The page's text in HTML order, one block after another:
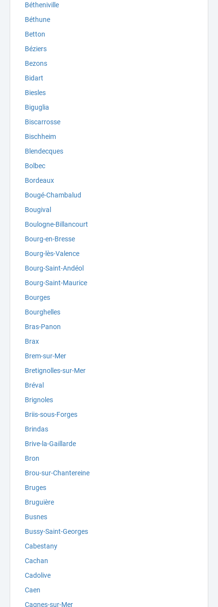
Bétheniville
Béthune
Betton
Béziers
Bezons
Bidart
Biesles
Biguglia
Biscarrosse
Bischheim
Blendecques
Bolbec
Bordeaux
Bougé-Chambalud
Bougival
Boulogne-Billancourt
Bourg-en-Bresse
Bourg-lès-Valence
Bourg-Saint-Andéol
Bourg-Saint-Maurice
Bourges
Bourghelles
Bras-Panon
Brax
Brem-sur-Mer
Bretignolles-sur-Mer
Bréval
Brignoles
Briis-sous-Forges
Brindas
Brive-la-Gaillarde
Bron
Brou-sur-Chantereine
Bruges
Bruguière
Busnes
Bussy-Saint-Georges
Cabestany
Cachan
Cadolive
Caen
Cagnes-sur-Mer